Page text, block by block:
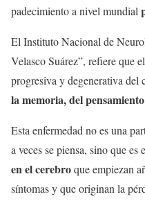
padecimiento a nivel mundial
El Instituto Nacional de
Velasco Suárez”, refiere que
progresiva y degenerativa del
la memoria, del
Esta enfermedad no es una
a veces se piensa, sino que es
en el cerebroque empiezan
síntomas y que originan la